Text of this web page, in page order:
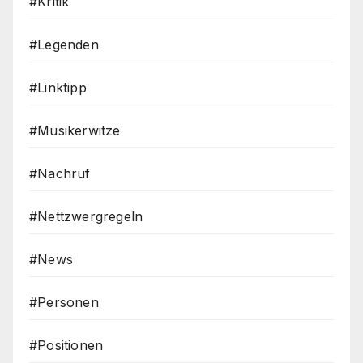
#Legenden
#Linktipp
#Musikerwitze
#Nachruf
#Nettzwergregeln
#News
#Personen
#Positionen